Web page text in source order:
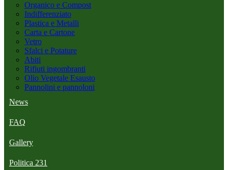
Organico e Compost
Indifferenziato
Plastica e Metalli
Carta e Cartone
Vetro
Sfalci e Potature
Abiti
Rifiuti ingombranti
Olio Vegetale Esausto
Pannolini e pannoloni
News
FAQ
Gallery
Politica 231